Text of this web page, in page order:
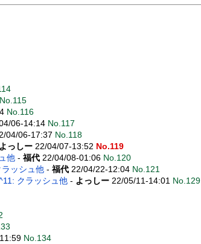
No.115
No.116
06-14:14 No.117
04/06-17:37 No.118
よっしー 22/04/07-13:52 No.119
他 - 福代 22/04/08-01:06 No.120
ッシュ他 - 福代 22/04/22-12:04 No.121
クラッシュ他 - よっしー 22/05/11-14:01 No.129
No.134